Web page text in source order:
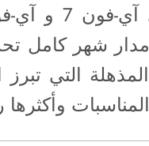
ليلة على مدار
التي
وأكثرها